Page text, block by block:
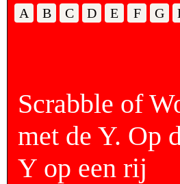
A B C D E F G
Scrabble of
met de Y. Op
Y op een rij